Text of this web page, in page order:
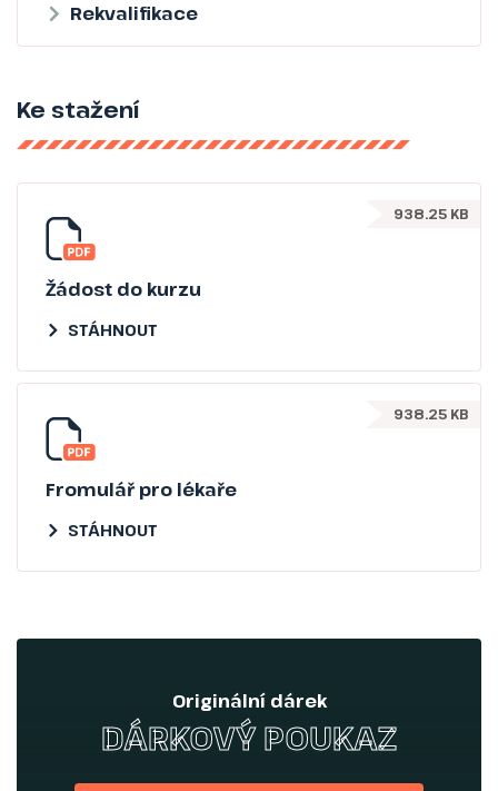
Rekvalifikace
Ke stažení
938.25 KB
Žádost do kurzu
STÁHNOUT
938.25 KB
Fromulář pro lékaře
STÁHNOUT
Originální dárek
DÁRKOVÝ POUKAZ